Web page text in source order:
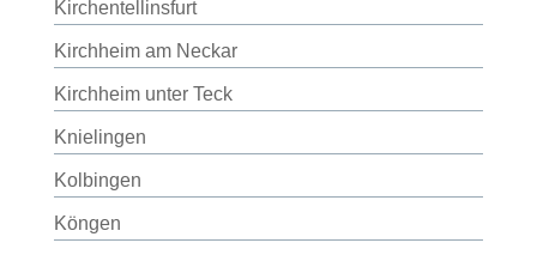
Kirchentellinsfurt
Kirchheim am Neckar
Kirchheim unter Teck
Knielingen
Kolbingen
Köngen